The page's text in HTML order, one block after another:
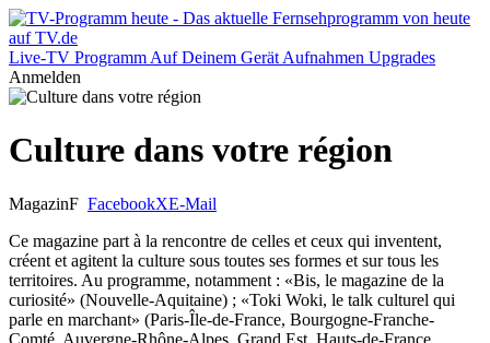
Live-TV Programm Auf Deinem Gerät Aufnahmen Upgrades
Anmelden
Culture dans votre région
MagazinF FacebookXE-Mail
Ce magazine part à la rencontre de celles et ceux qui inventent,
créent et agitent la culture sous toutes ses formes et sur tous les
territoires. Au programme, notamment : «Bis, le magazine de la
curiosité» (Nouvelle-Aquitaine) ; «Toki Woki, le talk culturel qui
parle en marchant» (Paris-Île-de-France, Bourgogne-Franche-
Comté, Auvergne-Rhône-Alpes, Grand Est, Hauts-de-France,